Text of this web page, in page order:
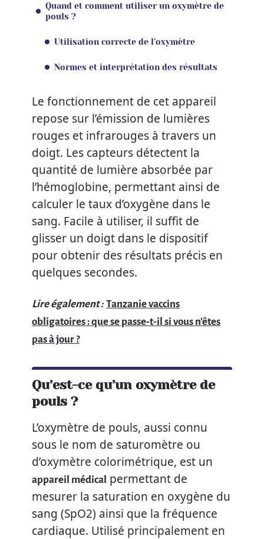
Quand et comment utiliser un oxymètre de
pouls ?
Utilisation correcte de l’oxymètre
Normes et interprétation des résultats
Le fonctionnement de cet appareil
repose sur l’émission de lumières
rouges et infrarouges à travers un
doigt. Les capteurs détectent la
quantité de lumière absorbée par
l’hémoglobine, permettant ainsi de
calculer le taux d’oxygène dans le
sang. Facile à utiliser, il suffit de
glisser un doigt dans le dispositif
pour obtenir des résultats précis en
quelques secondes.
Lire également : Tanzanie vaccins
obligatoires : que se passe-t-il si vous n'êtes
pas à jour ?
Qu’est-ce qu’un oxymètre de
pouls ?
L’oxymètre de pouls, aussi connu
sous le nom de saturomètre ou
d’oxymètre colorimétrique, est un
appareil médical permettant de
mesurer la saturation en oxygène du
sang (SpO2) ainsi que la fréquence
cardiaque. Utilisé principalement en